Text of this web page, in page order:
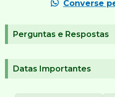
Converse
Perguntas e Respostas
Datas Importantes